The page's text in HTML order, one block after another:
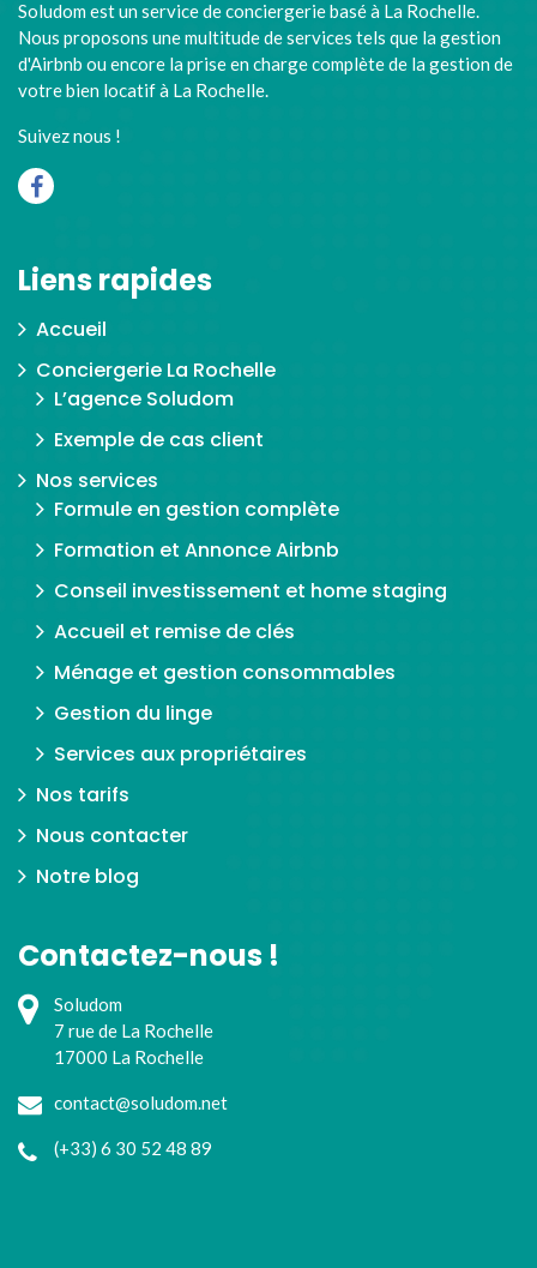
Soludom est un service de conciergerie basé à La Rochelle.
Nous proposons une multitude de services tels que la gestion
d'Airbnb ou encore la prise en charge complète de la gestion de
votre bien locatif à La Rochelle.
Suivez nous !
Liens rapides
Accueil
Conciergerie La Rochelle
L’agence Soludom
Exemple de cas client
Nos services
Formule en gestion complète
Formation et Annonce Airbnb
Conseil investissement et home staging
Accueil et remise de clés
Ménage et gestion consommables
Gestion du linge
Services aux propriétaires
Nos tarifs
Nous contacter
Notre blog
Contactez-nous !
Soludom
7 rue de La Rochelle
17000 La Rochelle
contact@soludom.net
(+33) 6 30 52 48 89